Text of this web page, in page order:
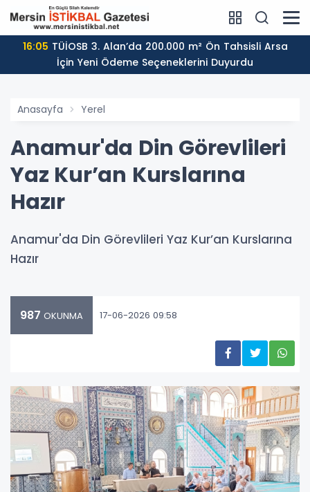
16:05
İçin Yeni Ödeme Seçeneklerini Duyurdu
Anasayfa Yerel
Anamur'da Din Görevlileri
Yaz Kur’an Kurslarına
Hazır
Anamur'da Din Görevlileri Yaz Kur’an Kurslarına
Hazır
987 OKUNMA 17-06-2026 09:58